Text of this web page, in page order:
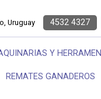
Uruguay 4532 4327
Y
REMATES GANADEROS